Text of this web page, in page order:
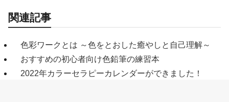
関連記事
色彩ワークとは ～色をとおした癒やしと自己理解～
おすすめの初心者向け色鉛筆の練習本
2022年カラーセラピーカレンダーができました！